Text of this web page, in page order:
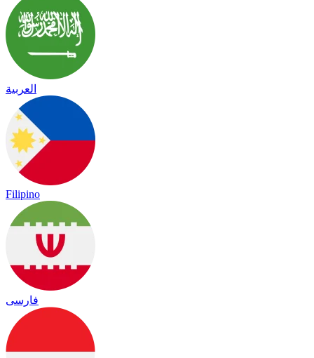
العربية
Filipino
فارسی